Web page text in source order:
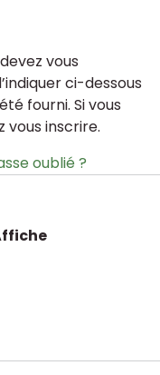
vous
ci-dessous
fourni. Si vous
vous inscrire.
oublié ?